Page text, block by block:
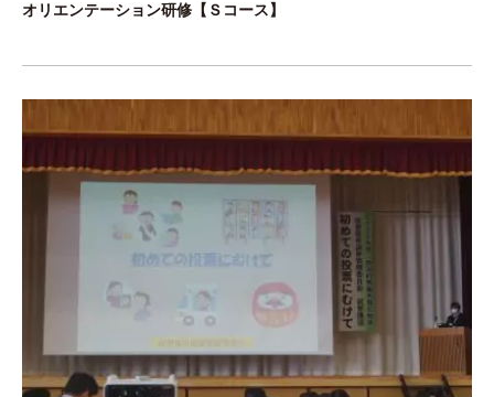
オリエンテーション研修【Ｓコース】